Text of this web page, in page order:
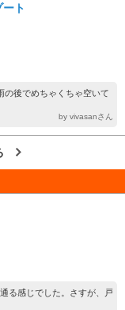
ト
後でめちゃくちゃ空いて
by vivasanさん
る感じでした。さすが、戸